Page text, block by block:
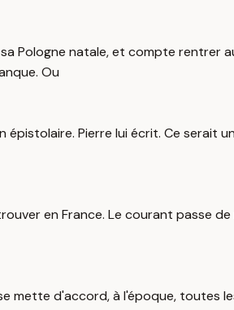
Pologne natale, et compte rentrer
Ou
Pierre lui écrit. Ce serait
en France. Le courant passe
mette d'accord, à l'époque, toutes